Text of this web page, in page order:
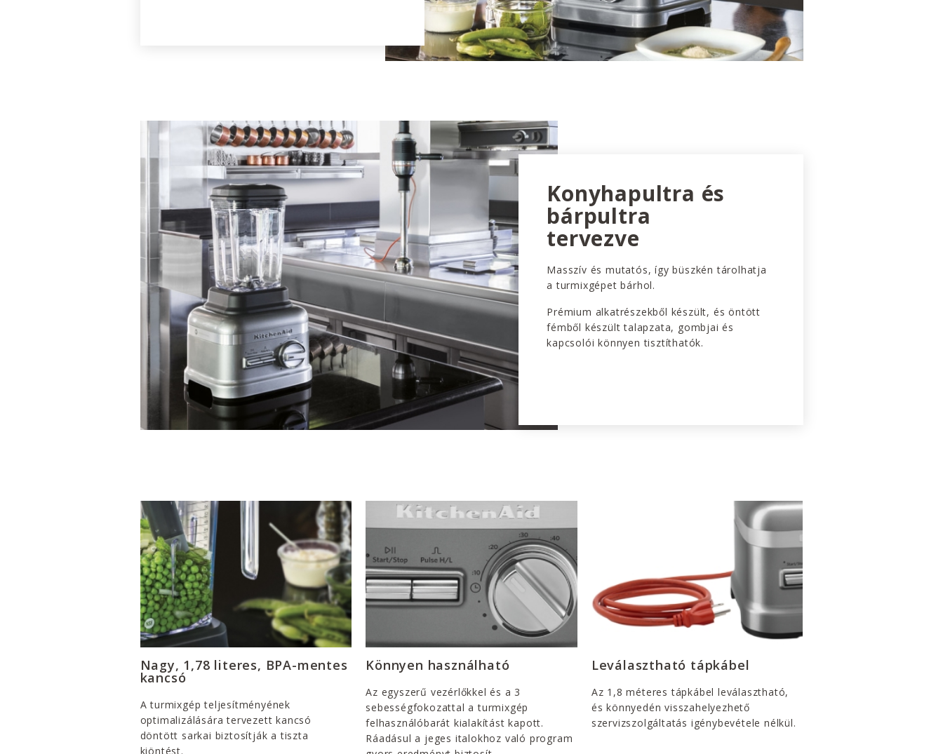
Konyhapultra és
bárpultra
tervezve
Masszív és mutatós, így büszkén tárolhatja
a turmixgépet bárhol.
Prémium alkatrészekből készült, és öntött
fémből készült talapzata, gombjai és
kapcsolói könnyen tisztíthatók.
Nagy, 1,78 literes, BPA-mentes
kancsó
A turmixgép teljesítményének
optimalizálására tervezett kancsó
döntött sarkai biztosítják a tiszta
kiöntést.
Könnyen használható
Az egyszerű vezérlőkkel és a 3
sebességfokozattal a turmixgép
felhasználóbarát kialakítást kapott.
Ráadásul a jeges italokhoz való program
Leválasztható tápkábel
Az 1,8 méteres tápkábel leválasztható,
és könnyedén visszahelyezhető
szervizszolgáltatás igénybevétele nélkül.